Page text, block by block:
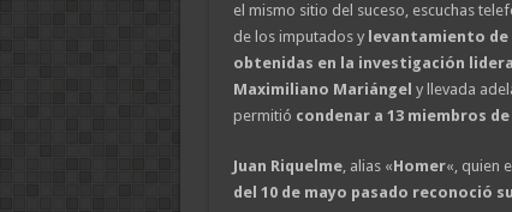
el mismo sitio del suceso, escuchas
de los imputados y levantamiento
obtenidas en la investigación
Maximiliano Mariángel y llevada
permitió condenar a 13 miembros
Juan Riquelme, alias «Homer«, quien
del 10 de mayo pasado reconoció